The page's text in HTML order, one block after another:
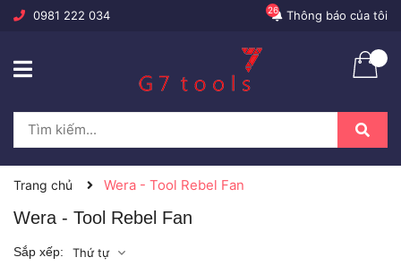
0981 222 034 Thông báo của tôi
26
Trang chủ Wera - Tool Rebel Fan
Wera - Tool Rebel Fan
Sắp xếp: Thứ tự